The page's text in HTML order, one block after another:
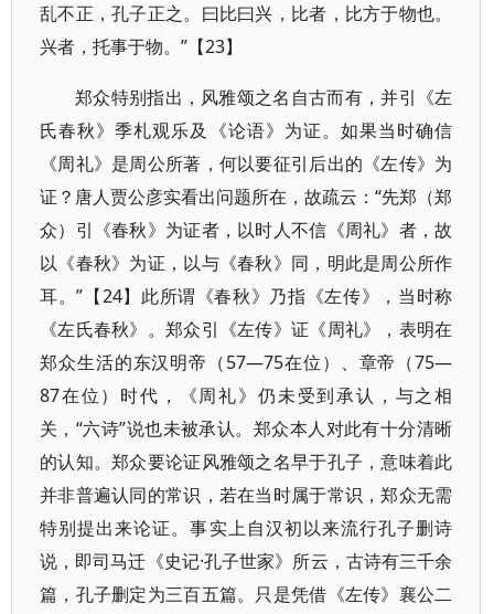
乱不正，孔子正之。曰比曰兴，比者，比方于物也。
兴者，托事于物。”【23】
郑众特别指出，风雅颂之名自古而有，并引《左
氏春秋》季札观乐及《论语》为证。如果当时确信
《周礼》是周公所著，何以要征引后出的《左传》为
证？唐人贾公彦实看出问题所在，故疏云：“先郑（郑
众）引《春秋》为证者，以时人不信《周礼》者，故
以《春秋》为证，以与《春秋》同，明此是周公所作
耳。”【24】此所谓《春秋》乃指《左传》，当时称
《左氏春秋》。郑众引《左传》证《周礼》，表明在
郑众生活的东汉明帝（57—75在位）、章帝（75—
87在位）时代，《周礼》仍未受到承认，与之相
关，“六诗”说也未被承认。郑众本人对此有十分清晰
的认知。郑众要论证风雅颂之名早于孔子，意味着此
并非普遍认同的常识，若在当时属于常识，郑众无需
特别提出来论证。事实上自汉初以来流行孔子删诗
说，即司马迁《史记·孔子世家》所云，古诗有三千余
篇，孔子删定为三百五篇。只是凭借《左传》襄公二